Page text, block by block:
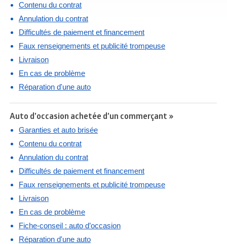
Contenu du contrat
Annulation du contrat
Difficultés de paiement et financement
Faux renseignements et publicité trompeuse
Livraison
En cas de problème
Réparation d'une auto
Auto d’occasion achetée d’un commerçant »
Garanties et auto brisée
Contenu du contrat
Annulation du contrat
Difficultés de paiement et financement
Faux renseignements et publicité trompeuse
Livraison
En cas de problème
Fiche-conseil : auto d’occasion
Réparation d'une auto